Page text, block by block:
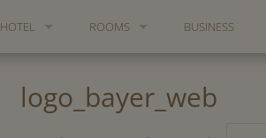
HOTEL ROOMS BUSINESS
logo_bayer_web